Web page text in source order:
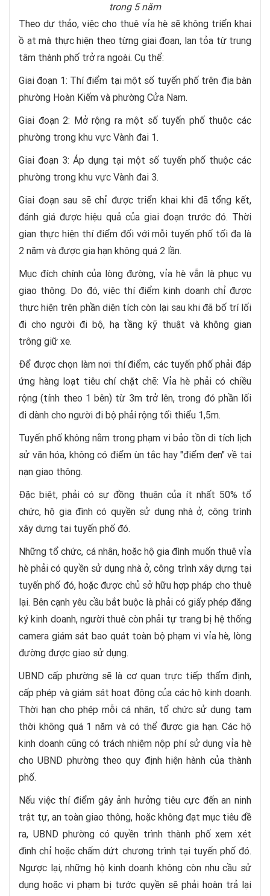
trong 5 năm
Theo dự thảo, việc cho thuê vỉa hè sẽ không triển khai
ồ ạt mà thực hiện theo từng giai đoạn, lan tỏa từ trung
tâm thành phố trở ra ngoài. Cụ thể:
Giai đoạn 1: Thí điểm tại một số tuyến phố trên địa bàn
phường Hoàn Kiếm và phường Cửa Nam.
Giai đoạn 2: Mở rộng ra một số tuyến phố thuộc các
phường trong khu vực Vành đai 1.
Giai đoạn 3: Áp dụng tại một số tuyến phố thuộc các
phường trong khu vực Vành đai 3.
Giai đoạn sau sẽ chỉ được triển khai khi đã tổng kết,
đánh giá được hiệu quả của giai đoạn trước đó. Thời
gian thực hiện thí điểm đối với mỗi tuyến phố tối đa là
2 năm và được gia hạn không quá 2 lần.
Mục đích chính của lòng đường, vỉa hè vẫn là phục vụ
giao thông. Do đó, việc thí điểm kinh doanh chỉ được
thực hiện trên phần diện tích còn lại sau khi đã bố trí lối
đi cho người đi bộ, hạ tầng kỹ thuật và không gian
trông giữ xe.
Để được chọn làm nơi thí điểm, các tuyến phố phải đáp
ứng hàng loạt tiêu chí chặt chẽ: Vỉa hè phải có chiều
rộng (tính theo 1 bên) từ 3m trở lên, trong đó phần lối
đi dành cho người đi bộ phải rộng tối thiểu 1,5m.
Tuyến phố không nằm trong phạm vi bảo tồn di tích lịch
sử văn hóa, không có điểm ùn tắc hay "điểm đen" về tai
nạn giao thông.
Đặc biệt, phải có sự đồng thuận của ít nhất 50% tổ
chức, hộ gia đình có quyền sử dụng nhà ở, công trình
xây dựng tại tuyến phố đó.
Những tổ chức, cá nhân, hoặc hộ gia đình muốn thuê vỉa
hè phải có quyền sử dụng nhà ở, công trình xây dựng tại
tuyến phố đó, hoặc được chủ sở hữu hợp pháp cho thuê
lại. Bên cạnh yêu cầu bắt buộc là phải có giấy phép đăng
ký kinh doanh, người thuê còn phải tự trang bị hệ thống
camera giám sát bao quát toàn bộ phạm vi vỉa hè, lòng
đường được giao sử dụng.
UBND cấp phường sẽ là cơ quan trực tiếp thẩm định,
cấp phép và giám sát hoạt động của các hộ kinh doanh.
Thời hạn cho phép mỗi cá nhân, tổ chức sử dụng tạm
thời không quá 1 năm và có thể được gia hạn. Các hộ
kinh doanh cũng có trách nhiệm nộp phí sử dụng vỉa hè
cho UBND phường theo quy định hiện hành của thành
phố.
Nếu việc thí điểm gây ảnh hưởng tiêu cực đến an ninh
trật tự, an toàn giao thông, hoặc không đạt mục tiêu đề
ra, UBND phường có quyền trình thành phố xem xét
đình chỉ hoặc chấm dứt chương trình tại tuyến phố đó.
Ngược lại, những hộ kinh doanh không còn nhu cầu sử
dụng hoặc vi phạm bị tước quyền sẽ phải hoàn trả lại